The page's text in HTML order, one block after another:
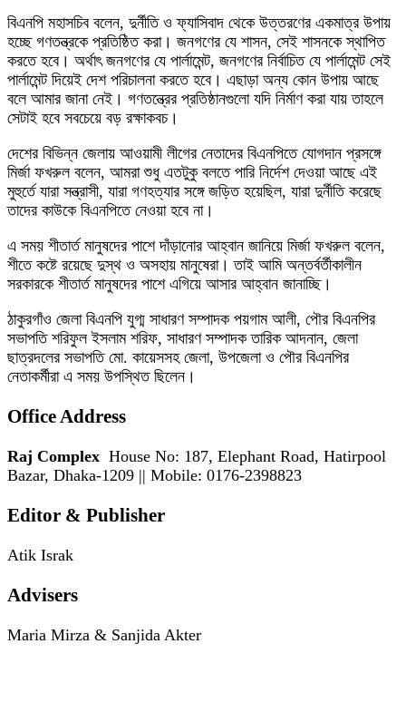
বিএনপি মহাসচিব বলেন, দুর্নীতি ও ফ্যাসিবাদ থেকে উত্তরণের একমাত্র উপায়
হচ্ছে গণতন্ত্রকে প্রতিষ্ঠিত করা। জনগণের যে শাসন, সেই শাসনকে স্থাপিত
করতে হবে। অর্থাৎ জনগণের যে পার্লামেন্ট, জনগণের নির্বাচিত যে পার্লামেন্ট সেই
পার্লামেন্ট দিয়েই দেশ পরিচালনা করতে হবে। এছাড়া অন্য কোন উপায় আছে
বলে আমার জানা নেই। গণতন্ত্রের প্রতিষ্ঠানগুলো যদি নির্মাণ করা যায় তাহলে
সেটাই হবে সবচেয়ে বড় রক্ষাকবচ।
দেশের বিভিন্ন জেলায় আওয়ামী লীগের নেতাদের বিএনপিতে যোগদান প্রসঙ্গে
মির্জা ফখরুল বলেন, আমরা শুধু এতটুকু বলতে পারি নির্দেশ দেওয়া আছে এই
মুহুর্তে যারা সন্ত্রাসী, যারা গণহত্যার সঙ্গে জড়িত হয়েছিল, যারা দুর্নীতি করেছে
তাদের কাউকে বিএনপিতে নেওয়া হবে না।
এ সময় শীতার্ত মানুষদের পাশে দাঁড়ানোর আহ্বান জানিয়ে মির্জা ফখরুল বলেন,
শীতে কষ্টে রয়েছে দুস্থ ও অসহায় মানুষেরা। তাই আমি অন্তর্বর্তীকালীন
সরকারকে শীতার্ত মানুষদের পাশে এগিয়ে আসার আহ্বান জানাচ্ছি।
ঠাকুরগাঁও জেলা বিএনপি যুগ্ম সাধারণ সম্পাদক পয়গাম আলী, পৌর বিএনপির
সভাপতি শরিফুল ইসলাম শরিফ, সাধারণ সম্পাদক তারিক আদনান, জেলা
ছাত্রদলের সভাপতি মো. কায়েসসহ জেলা, উপজেলা ও পৌর বিএনপির
নেতাকর্মীরা এ সময় উপস্থিত ছিলেন।
Office Address
Raj Complex House No: 187, Elephant Road, Hatirpool
Bazar, Dhaka-1209 || Mobile: 0176-2398823
Editor & Publisher
Atik Israk
Advisers
Maria Mirza & Sanjida Akter